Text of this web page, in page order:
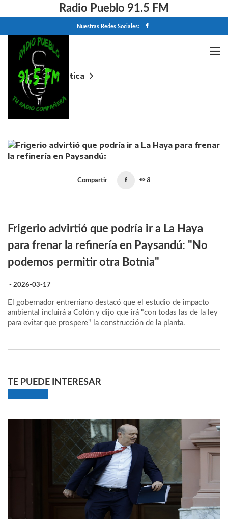
Radio Pueblo 91.5 FM
Nuestras Redes Sociales:
Home
Politica
Frigerio advirtió que podría ir a La Haya para frenar la
refinería en Paysandú: "No podemos permitir otra
Botnia"
Compartir 8
Frigerio advirtió que podría ir a La Haya
para frenar la refinería en Paysandú: "No
podemos permitir otra Botnia"
- 2026-03-17
El gobernador entrerriano destacó que el estudio de impacto
ambiental incluirá a Colón y dijo que irá "con todas las de la ley
para evitar que prospere" la construcción de la planta.
TE PUEDE INTERESAR